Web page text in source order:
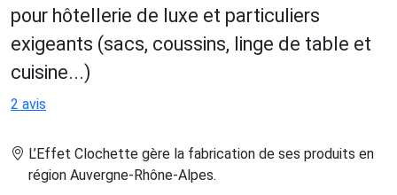
pour hôtellerie de luxe et particuliers
exigeants (sacs, coussins, linge de table et
cuisine...)
2 avis
L’Effet Clochette gère la fabrication de ses produits en
région Auvergne-Rhône-Alpes.